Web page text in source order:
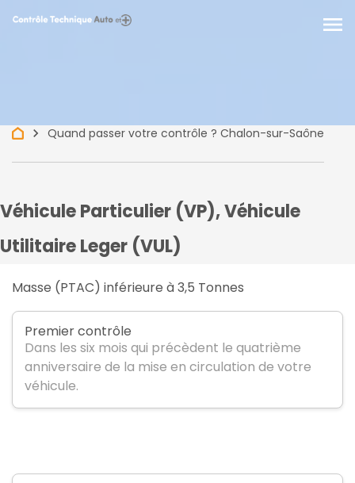
menu
keyboard_arrow_right Quand passer votre contrôle ? Chalon-sur-Saône
Véhicule Particulier (VP), Véhicule
Utilitaire Leger (VUL)
Masse (PTAC) inférieure à 3,5 Tonnes
Premier contrôle
Dans les six mois qui précèdent le quatrième
anniversaire de la mise en circulation de votre
véhicule.